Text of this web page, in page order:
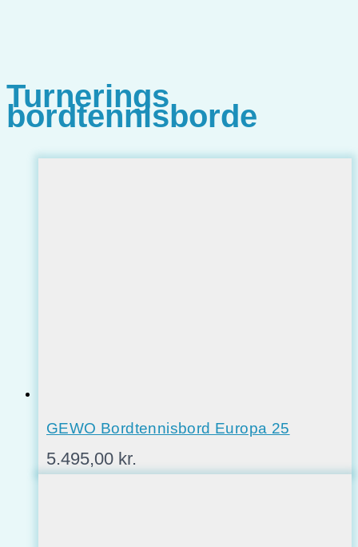
Turnerings
bordtennisborde
GEWO Bordtennisbord Europa 25
5.495,00 kr.